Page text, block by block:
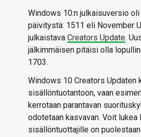
Windows 10:n julkaisuversio
päivitystä: 1511 eli November
julkaistava Creators Update.
jälkimmäisen pitäisi olla
1703.
Windows 10 Creators Updaten
sisällöntuotantoon, vaan
kerrotaan parantavan
odotetaan kasvavan. Voit
sisällöntuottajille on